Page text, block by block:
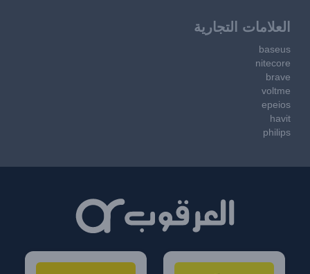
العلامات التجارية
baseus
nitecore
brave
voltme
epeios
havit
philips